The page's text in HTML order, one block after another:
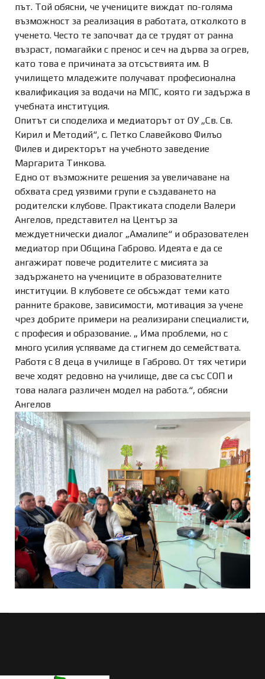
път. Той обясни, че учениците виждат по-голяма
възможност за реализация в работата, отколкото в
ученето. Често те започват да се трудят от ранна
възраст, помагайки с пренос и сеч на дърва за огрев,
като това е причината за отсъствията им. В
училището младежите получават професионална
квалификация за водачи на МПС, която ги задържа в
учебната институция.
Опитът си споделиха и медиаторът от ОУ „Св. Св.
Кирил и Методий“, с. Петко Славейково Филъо
Филев и директорът на учебното заведение
Маргарита Тинкова.
Eдно от възможните решения за увеличаване на
обхвата сред уязвими групи е създаването на
родителски клубове. Практиката сподели Валери
Ангелов, представител на Център за
междуетнически диалог „Амалипе“ и образователен
медиатор при Община Габрово. Идеята е да се
ангажират повече родителите с мисията за
задържането на учениците в образователните
институции. В клубовете се обсъждат теми като
ранните бракове, зависимости, мотивация за учене
чрез добрите примери на реализирани специалисти,
с професия и образование. „ Има проблеми, но с
много усилия успяваме да стигнем до семействата.
Работя с 8 деца в училище в Габрово. От тях четири
вече ходят редовно на училище, две са със СОП и
това налага различен модел на работа.“, обясни
Ангелов